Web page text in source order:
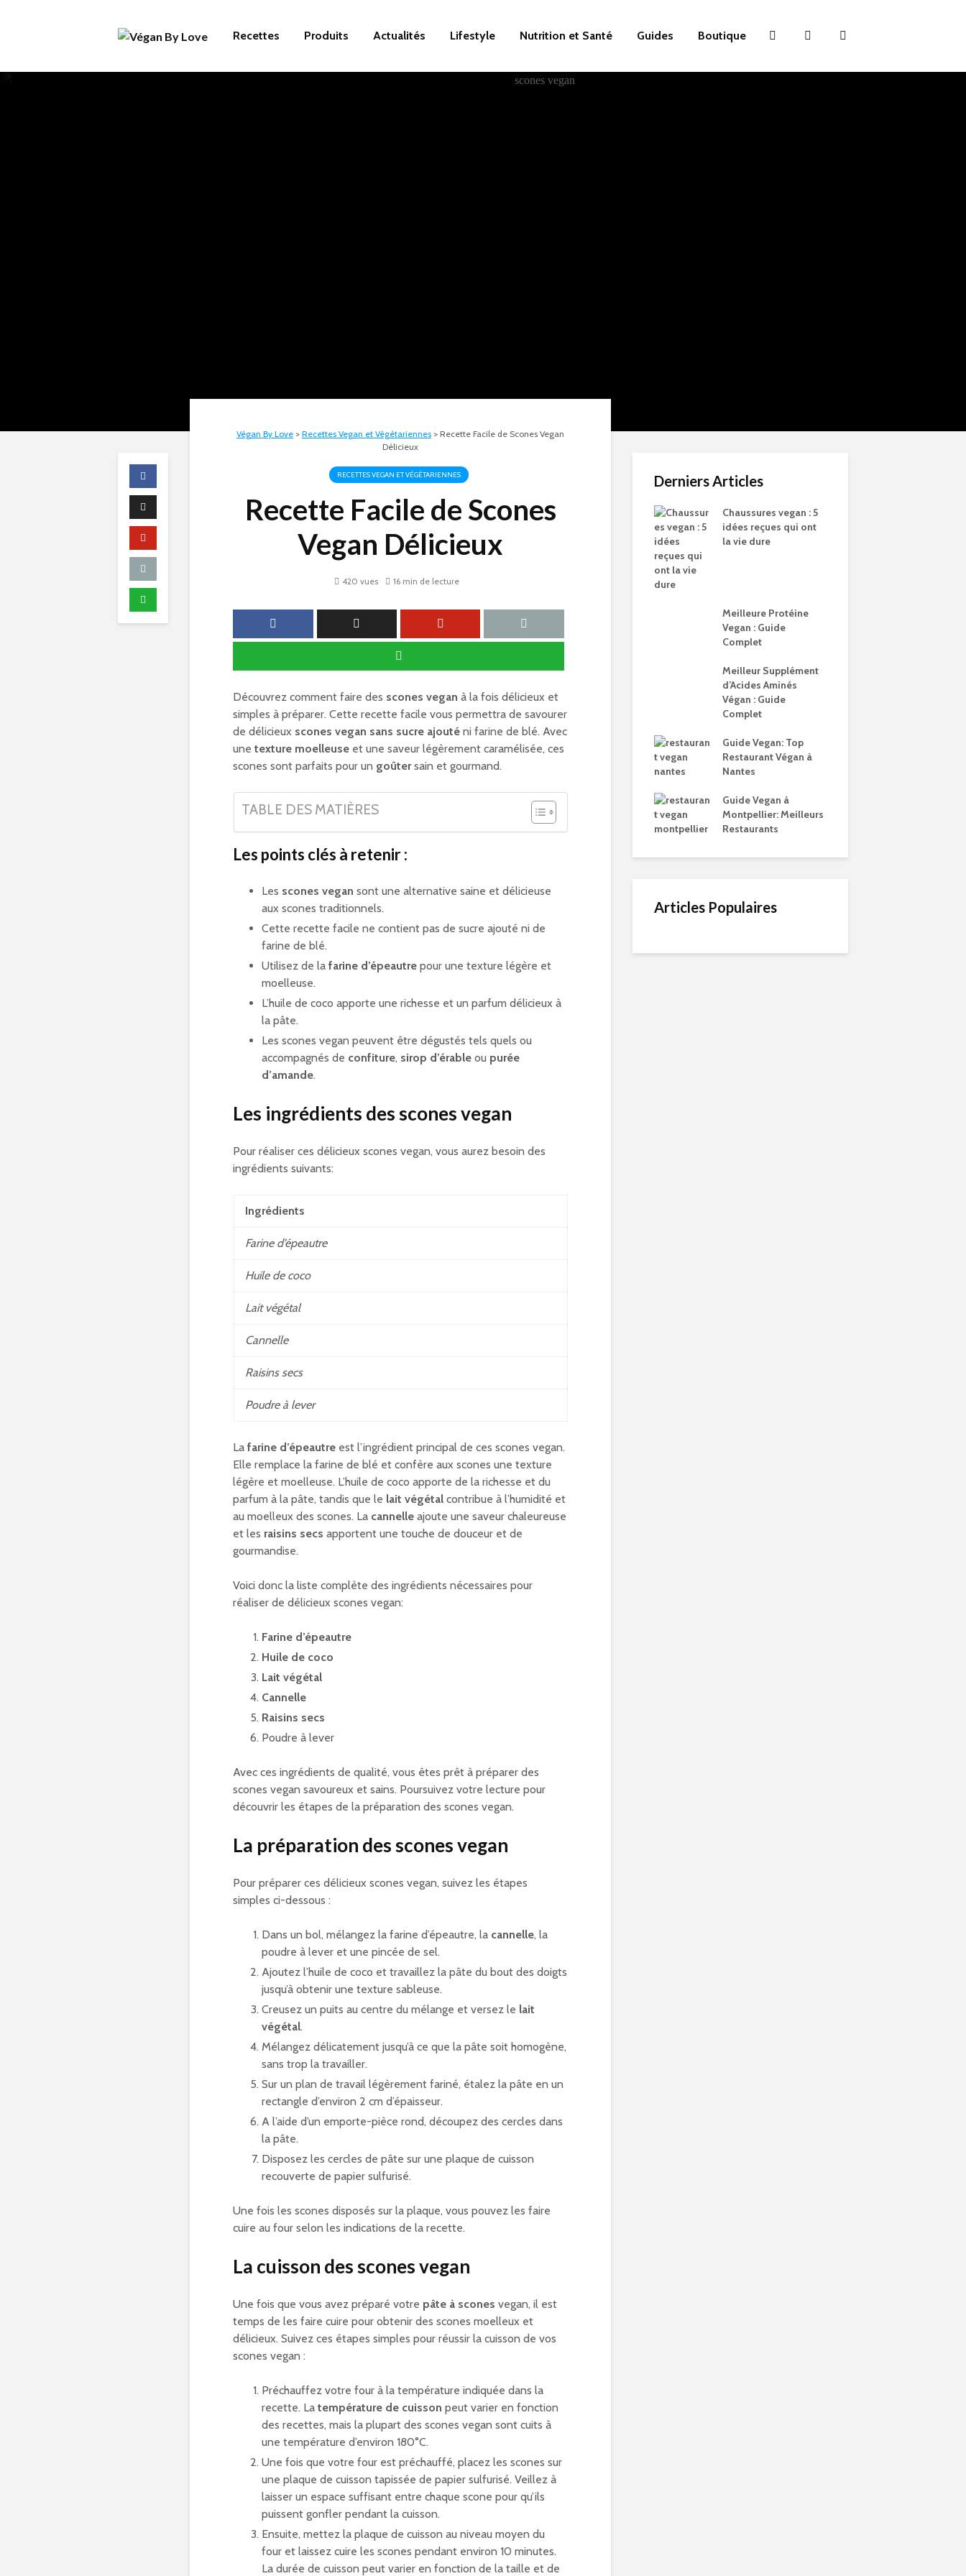
Recettes Produits Actualités Lifestyle Nutrition et Santé Guides Boutique
Végan By Love > Recettes Vegan et Végétariennes > Recette Facile de Scones Vegan
Délicieux
RECETTES VEGAN ET VÉGÉTARIENNES
Recette Facile de Scones
Vegan Délicieux
420 vues 16 min de lecture
Découvrez comment faire des scones vegan à la fois délicieux et
simples à préparer. Cette recette facile vous permettra de savourer
de délicieux scones vegan sans sucre ajouté ni farine de blé. Avec
unetexture moelleuse et une saveur légèrement caramélisée, ces
scones sont parfaits pour un goûtersain et gourmand.
TABLE DES MATIÈRES
Les points clés à retenir :
Les scones vegan sont une alternative saine et délicieuse
aux scones traditionnels.
Cette recette facile ne contient pas de sucre ajouté ni de
farine de blé.
Utilisez de lafarine d’épeautre pour une texture légère et
moelleuse.
L’huile de coco apporte une richesse et un parfum délicieux à
la pâte.
Les scones vegan peuvent être dégustés tels quels ou
accompagnés de confiture, sirop d’érable ou purée
d’amande.
Les ingrédients des scones vegan
Pour réaliser ces délicieux scones vegan, vous aurez besoin des
ingrédients suivants:
Ingrédients
Farine d’épeautre
Huile de coco
Lait végétal
Cannelle
Raisins secs
Poudre à lever
Lafarine d’épeautre est l’ingrédient principal de ces scones vegan.
Elle remplace la farine de blé et confère aux scones une texture
légère et moelleuse. L’huile de coco apporte de la richesse et du
parfum à la pâte, tandis que le lait végétal contribue à l’humidité et
au moelleux des scones. La cannelle ajoute une saveur chaleureuse
et les raisins secs apportent une touche de douceur et de
gourmandise.
Voici donc la liste complète des ingrédients nécessaires pour
réaliser de délicieux scones vegan:
Farine d’épeautre
Huile de coco
Lait végétal
Cannelle
Raisins secs
Poudre à lever
Avec ces ingrédients de qualité, vous êtes prêt à préparer des
scones vegan savoureux et sains. Poursuivez votre lecture pour
découvrir les étapes de la préparation des scones vegan.
La préparation des scones vegan
Pour préparer ces délicieux scones vegan, suivez les étapes
simples ci-dessous :
Dans un bol, mélangez la farine d’épeautre, la cannelle, la
poudre à lever et une pincée de sel.
Ajoutez l’huile de coco et travaillez la pâte du bout des doigts
jusqu’à obtenir une texture sableuse.
Creusez un puits au centre du mélange et versez le lait
végétal.
Mélangez délicatement jusqu’à ce que la pâte soit homogène,
sans trop la travailler.
Sur un plan de travail légèrement fariné, étalez la pâte en un
rectangle d’environ 2 cm d’épaisseur.
A l’aide d’un emporte-pièce rond, découpez des cercles dans
la pâte.
Disposez les cercles de pâte sur une plaque de cuisson
recouverte de papier sulfurisé.
Une fois les scones disposés sur la plaque, vous pouvez les faire
cuire au four selon les indications de la recette.
La cuisson des scones vegan
Une fois que vous avez préparé votre pâte à scones vegan, il est
temps de les faire cuire pour obtenir des scones moelleux et
délicieux. Suivez ces étapes simples pour réussir la cuisson de vos
scones vegan :
Préchauffez votre four à la température indiquée dans la
recette. Latempérature de cuisson peut varier en fonction
des recettes, mais la plupart des scones vegan sont cuits à
une température d’environ 180°C.
Une fois que votre four est préchauffé, placez les scones sur
une plaque de cuisson tapissée de papier sulfurisé. Veillez à
laisser un espace suffisant entre chaque scone pour qu’ils
puissent gonfler pendant la cuisson.
Ensuite, mettez la plaque de cuisson au niveau moyen du
four et laissez cuire les scones pendant environ 10 minutes.
La durée de cuisson peut varier en fonction de la taille et de
Derniers Articles
Chaussures vegan : 5
idées reçues qui ont
la vie dure
Meilleure Protéine
Vegan : Guide
Complet
Meilleur Supplément
d’Acides Aminés
Végan : Guide
Complet
Guide Vegan: Top
Restaurant Végan à
Nantes
Guide Vegan à
Montpellier: Meilleurs
Restaurants
Articles Populaires